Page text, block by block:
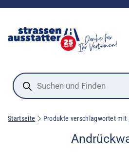
Products
search
Startseite Produkte verschlagwortet mit